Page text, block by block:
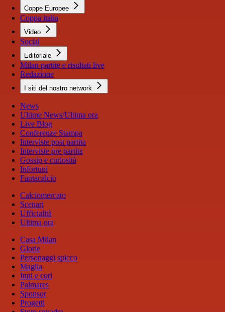
Coppe Europee
Coppa italia
Video
Social
Editoriale
Milan partite e risultati live
Redazione
I siti del nostro network
News
Ultime News/Ultima ora
Live Blog
Conferenze Stampa
Interviste post partita
Interviste pre partita
Gossip e curiosità
Infortuni
Fantacalcio
Calciomercato
Scenari
Ufficialità
Ultima ora
Casa Milan
Glorie
Personaggi spicco
Maglia
Inni e cori
Palmares
Sponsor
Progetti